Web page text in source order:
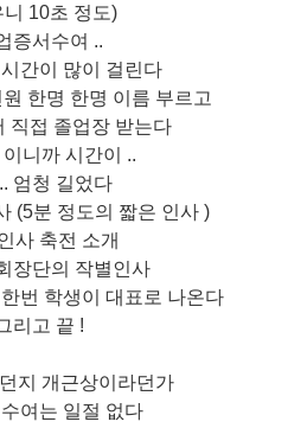
니 10초 정도)
증서수여 ..
간이 많이 걸린다
한명 한명 이름 부르고
직접 졸업장 받는다
니까 시간이 ..
엄청 길었다
(5분 정도의 짧은 인사 )
사 축전 소개
장단의 작별인사
번 학생이 대표로 나온다
리고 끝 !
지 개근상이라던가
여는 일절 없다